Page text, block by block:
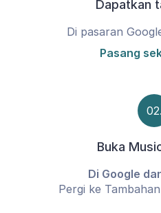
Dapatkan
Di pasaran
Pasang
02.
Buka
Di Google
Pergi ke